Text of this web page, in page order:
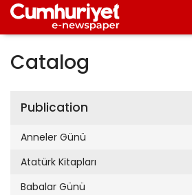
Catalog
Publication
Anneler Günü
Atatürk Kitapları
Babalar Günü